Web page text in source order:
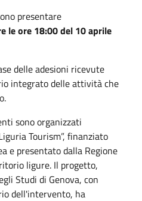
presentare
le ore 18:00 del 10 aprile
delle adesioni ricevute
integrato delle attività che
sono organizzati
Tourism”, finanziato
e presentato dalla Regione
ligure. Il progetto,
Studi di Genova, con
dell'intervento, ha